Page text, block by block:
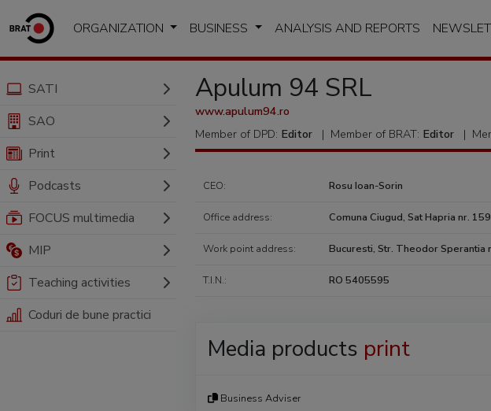
ORGANIZATION BUSINESS ANALYSIS AND REPORTS
SATI
SAO
Print
Podcasts
FOCUS multimedia
MIP
Teaching activities
Coduri de bune practici
Apulum 94 SRL
www.apulum94.ro
Member of DPD: Editor | Member of BRAT: Editor |
CEO: Rosu Ioan-Sorin
Office address: Comuna Ciugud, Sat Hapria nr.
Work point address: Bucuresti, Str. Theodor Sperantia
T.I.N.: RO 5405595
Media products print
Business Adviser